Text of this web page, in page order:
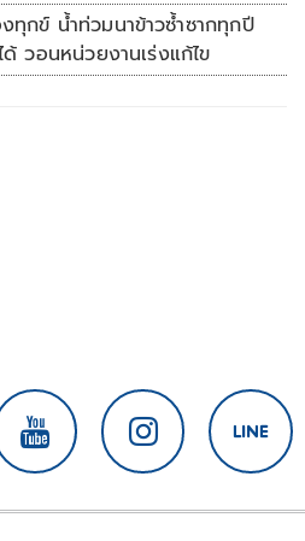
ทุกข์ น้ำท่วมนาข้าวซ้ำซากทุกปี
ด้ วอนหน่วยงานเร่งแก้ไข